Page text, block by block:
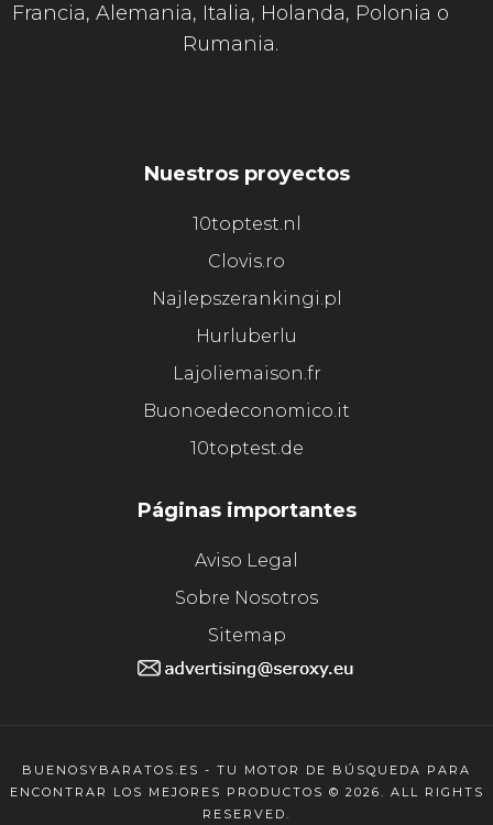
Francia, Alemania, Italia, Holanda, Polonia o
Rumania.
Nuestros proyectos
10toptest.nl
Clovis.ro
Najlepszerankingi.pl
Hurluberlu
Lajoliemaison.fr
Buonoedeconomico.it
10toptest.de
Páginas importantes
Aviso Legal
Sobre Nosotros
Sitemap
BUENOSYBARATOS.ES - TU MOTOR DE BÚSQUEDA PARA
ENCONTRAR LOS MEJORES PRODUCTOS © 2026. ALL RIGHTS
RESERVED.